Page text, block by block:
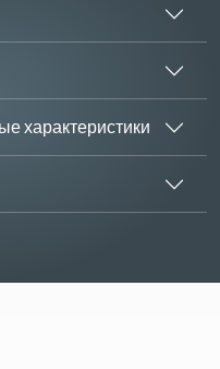
характеристики